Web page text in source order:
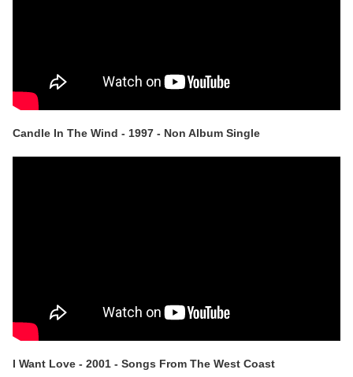
Candle In The Wind - 1997 - Non Album Single
I Want Love - 2001 - Songs From The West Coast